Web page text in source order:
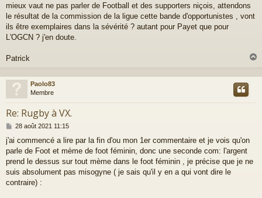
s
s
a
g
mieux vaut ne pas parler de Football et des supporters niçois, attendons
le résultat de la commission de la ligue cette bande d'opportunistes , vont
ils être exemplaires dans la sévérité ? autant pour Payet que pour
L'OGCN ? j'en doute.
Patrick
u
Paolo83
Membre
Re: Rugby à VX.
M
s
s
a
g
28 août 2021 11:15
j'ai commencé a lire par la fin d'ou mon 1er commentaire et je vois qu'on
parle de Foot et mème de foot féminin, donc une seconde com: l'argent
prend le dessus sur tout mème dans le foot féminin , je précise que je ne
suis absolument pas misogyne ( je sais qu'il y en a qui vont dire le
contraire) :